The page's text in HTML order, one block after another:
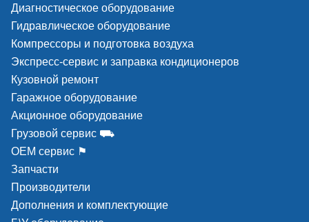
Диагностическое оборудование
Гидравлическое оборудование
Компрессоры и подготовка воздуха
Экспресс-сервис и заправка кондиционеров
Кузовной ремонт
Гаражное оборудование
Акционное оборудование
Грузовой сервис ⛟
ОЕМ сервис ⚑
Запчасти
Производители
Дополнения и комплектующие